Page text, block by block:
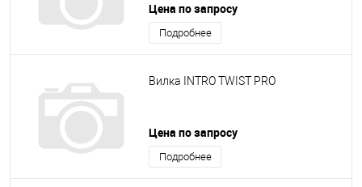
Цена по запросу
Подробнее
Вилка INTRO TWIST PRO
Цена по запросу
Подробнее